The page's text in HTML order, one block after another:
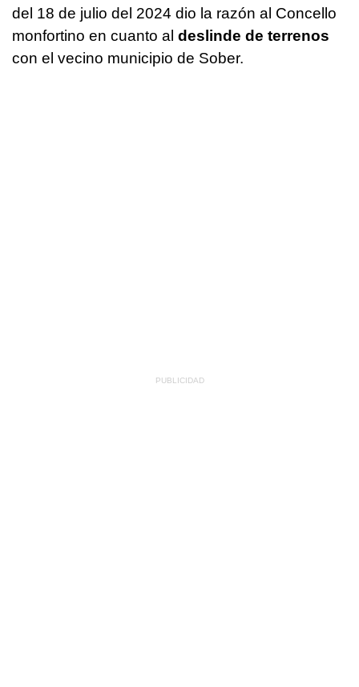
del 18 de julio del 2024 dio la razón al Concello
monfortino en cuanto al deslinde de terrenos
con el vecino municipio de Sober.